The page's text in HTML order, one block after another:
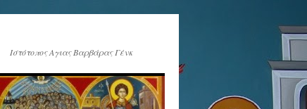
Ιστότοπος Αγιας Βαρβάρας Γένκ